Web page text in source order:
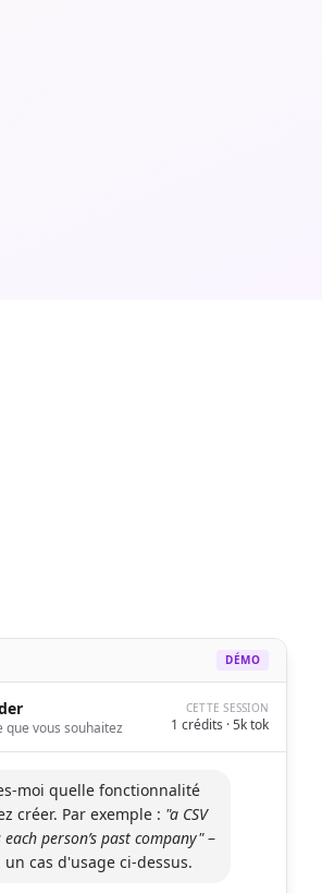
DÉMO
que vous souhaitez
CETTE SESSION
1 crédits ·5k tok
moi quelle fonctionnalité
créer. Par exemple : "a CSV
person’s past company"–
un cas d'usage ci-dessus.